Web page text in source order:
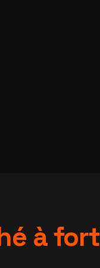
à fort